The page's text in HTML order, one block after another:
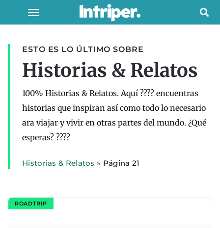
ESTO ES LO ÚLTIMO SOBRE
Historias & Relatos
100% Historias & Relatos. Aquí ???? encuentras
historias que inspiran así como todo lo necesario
ara viajar y vivir en otras partes del mundo. ¿Qué
esperas? ????
Historias & Relatos » Página 21
ROADTRIP